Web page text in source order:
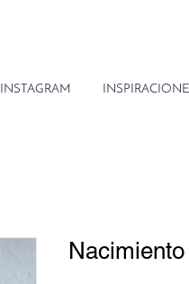
INSTAGRAM
Nacimiento